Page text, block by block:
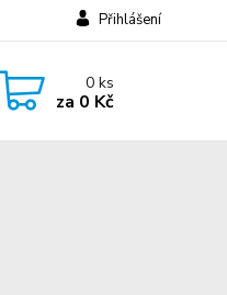
Přihlášení
0ks
za 0 Kč